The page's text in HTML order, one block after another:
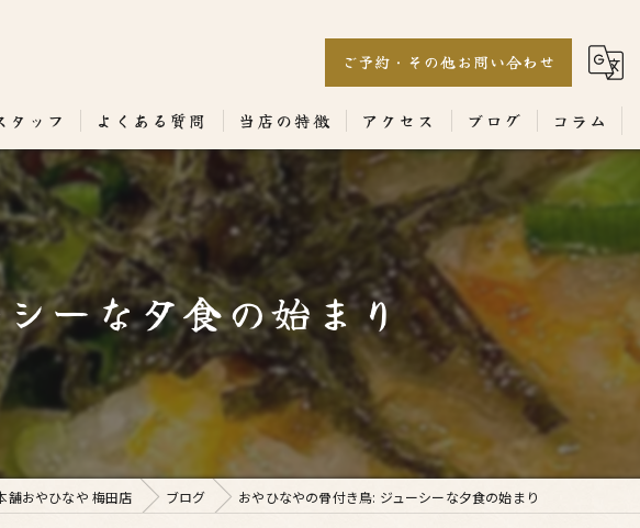
ご予約・その他お問い合わせ
タッフ よくある質問 当店の特徴
居酒屋
専門店
ランチ
テイクアウト
コース
アクセス ブログ コラム
ーな夕食の始まり
舗おやひなや 梅田店 ブログ おやひなやの骨付き鳥: ジューシーな夕食の始まり